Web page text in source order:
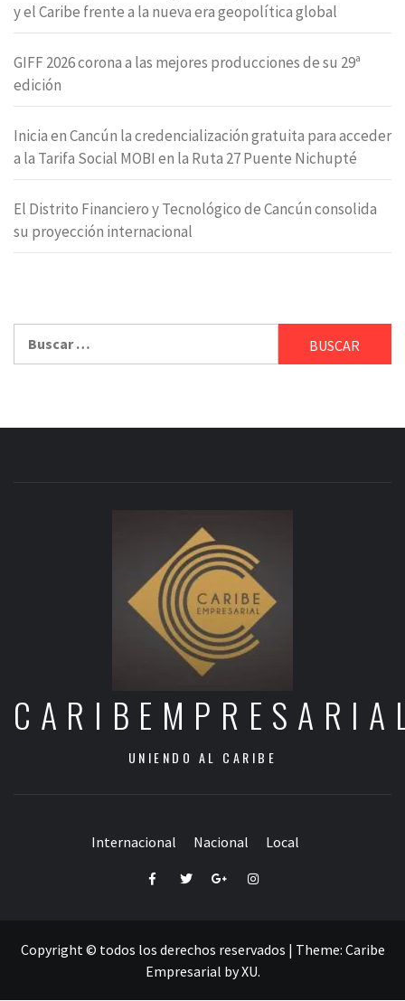
y el Caribe frente a la nueva era geopolítica global
GIFF 2026 corona a las mejores producciones de su 29ª
edición
Inicia en Cancún la credencialización gratuita para acceder
a la Tarifa Social MOBI en la Ruta 27 Puente Nichupté
El Distrito Financiero y Tecnológico de Cancún consolida
su proyección internacional
UNIENDO AL CARIBE
Internacional Nacional Local
FacebookTwitterGoogle+Instagram
Copyright © todos los derechos reservados | Theme: Caribe
Empresarial byXU.